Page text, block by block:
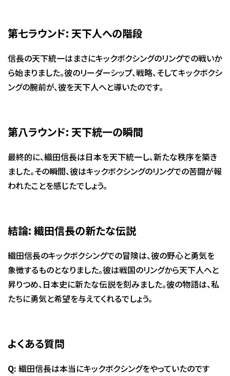
第七ラウンド: 天下人への階段
信長の天下統一はまさにキックボクシングのリングでの戦いか
ら始まりました。彼のリーダーシップ、戦略、そしてキックボクシ
ングの腕前が、彼を天下人へと導いたのです。
第八ラウンド: 天下統一の瞬間
最終的に、織田信長は日本を天下統一し、新たな秩序を築き
ました。その瞬間、彼はキックボクシングのリングでの苦闘が報
われたことを感じたでしょう。
結論: 織田信長の新たな伝説
織田信長のキックボクシングでの冒険は、彼の野心と勇気を
象徴するものとなりました。彼は戦国のリングから天下人へと
昇りつめ、日本史に新たな伝説を刻みました。彼の物語は、私
たちに勇気と希望を与えてくれるでしょう。
よくある質問
Q: 織田信長は本当にキックボクシングをやっていたのです